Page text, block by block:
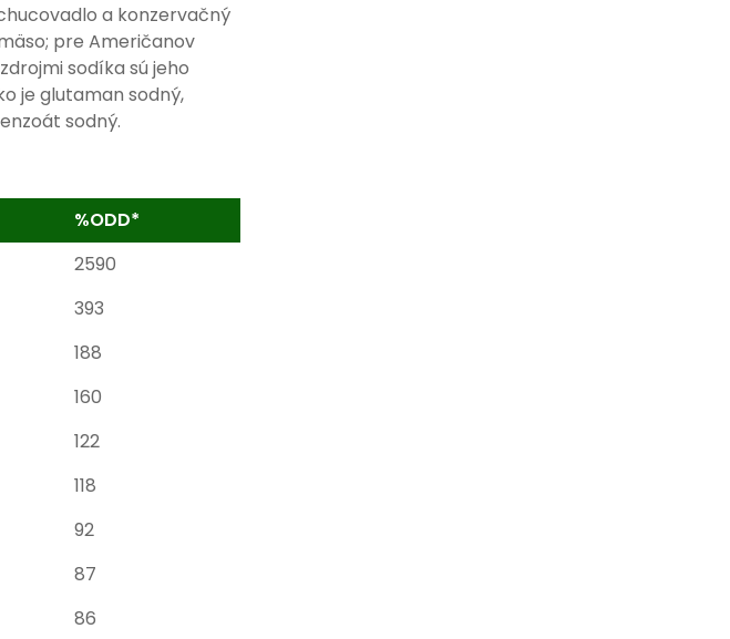
a konzervačný
pre Američanov
sodíka sú jeho
je glutaman sodný,
sodný.
%ODD*
2590
393
188
160
122
118
92
87
86